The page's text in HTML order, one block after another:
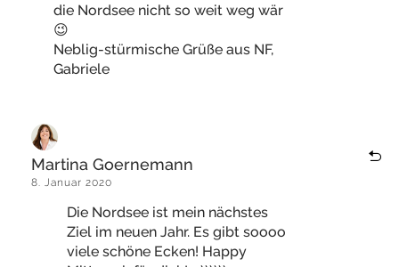
die Nordsee nicht so weit weg wär
😉
Neblig-stürmische Grüße aus NF,
Gabriele
Martina Goernemann
8. Januar 2020
Die Nordsee ist mein nächstes
Ziel im neuen Jahr. Es gibt soooo
viele schöne Ecken! Happy